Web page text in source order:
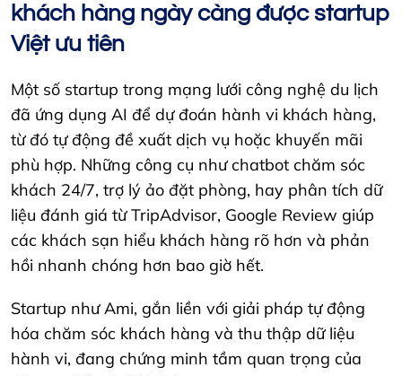
khách hàng ngày càng được startup
Việt ưu tiên
Một số startup trong mạng lưới công nghệ du lịch
đã ứng dụng AI để dự đoán hành vi khách hàng,
từ đó tự động đề xuất dịch vụ hoặc khuyến mãi
phù hợp. Những công cụ như chatbot chăm sóc
khách 24/7, trợ lý ảo đặt phòng, hay phân tích dữ
liệu đánh giá từ TripAdvisor, Google Review giúp
các khách sạn hiểu khách hàng rõ hơn và phản
hồi nhanh chóng hơn bao giờ hết.
Startup như Ami, gắn liền với giải pháp tự động
hóa chăm sóc khách hàng và thu thập dữ liệu
hành vi, đang chứng minh tầm quan trọng của